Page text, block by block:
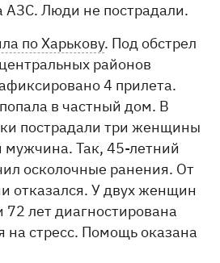
АЗС. Люди не пострадали.
по Харькову. Под обстрел
районов
4 прилета.
в частный дом. В
пострадали три женщины
мужчина. Так, 45-летний
осколочные ранения. От
отказался. У двух женщин
72 лет диагностирована
на стресс. Помощь оказана